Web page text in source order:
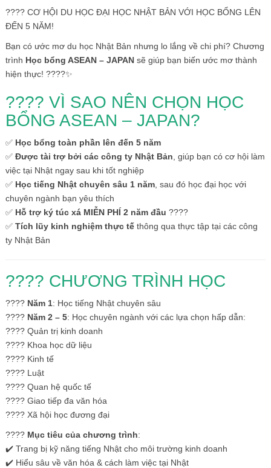
???? CƠ HỘI DU HỌC ĐẠI HỌC NHẬT BẢN VỚI HỌC BỔNG LÊN
ĐẾN 5 NĂM!
Bạn có ước mơ du học Nhật Bản nhưng lo lắng về chi phí? Chương
trình Học bổng ASEAN – JAPANsẽ giúp bạn biến ước mơ thành
hiện thực! ????✨
???? VÌ SAO NÊN CHỌN HỌC
BỔNG ASEAN – JAPAN?
✅ Học bổng toàn phần lên đến 5 năm
✅ Được tài trợ bởi các công ty Nhật Bản , giúp bạn có cơ hội làm
việc tại Nhật ngay sau khi tốt nghiệp
✅ Học tiếng Nhật chuyên sâu 1 năm, sau đó học đại học với
chuyên ngành bạn yêu thích
✅ Hỗ trợ ký túc xá MIỄN PHÍ 2 năm đầu ????
✅ Tích lũy kinh nghiệm thực tếthông qua thực tập tại các công
ty Nhật Bản
???? CHƯƠNG TRÌNH HỌC
???? Năm 1: Học tiếng Nhật chuyên sâu
???? Năm 2 – 5: Học chuyên ngành với các lựa chọn hấp dẫn:
???? Quản trị kinh doanh
???? Khoa học dữ liệu
???? Kinh tế
???? Luật
???? Quan hệ quốc tế
???? Giao tiếp đa văn hóa
???? Xã hội học đương đại
???? Mục tiêu của chương trình:
✔️ Trang bị kỹ năng tiếng Nhật cho môi trường kinh doanh
✔️ Hiểu sâu về văn hóa & cách làm việc tại Nhật